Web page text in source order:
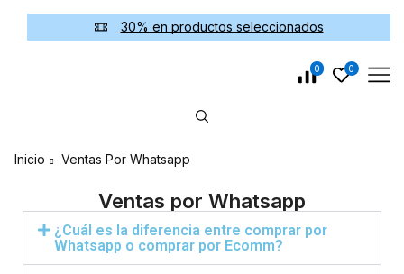
30% en productos seleccionados
0 0
Inicio Ventas Por Whatsapp
Ventas por Whatsapp
¿Cuál es la diferencia entre comprar por
Whatsapp o comprar por Ecomm?